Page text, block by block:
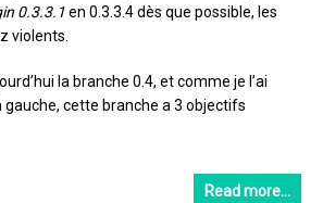
0.3.3.1en 0.3.3.4 dès que possible, les
violents.
la branche 0.4, et comme je l’ai
gauche, cette branche a 3 objectifs
Read more…